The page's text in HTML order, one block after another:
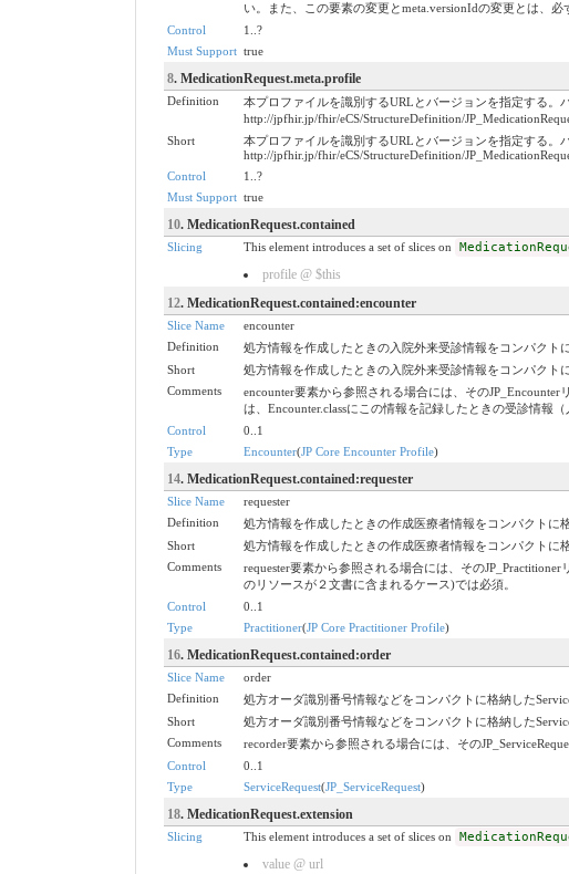
い。また、この要素の変更とmeta.versionIdの変更とは、必
Control
1..?
Must Support true
8. MedicationRequest.meta.profile
Definition
本プロファイルを識別するURLとバージョンを指定する。
http://jpfhir.jp/fhir/eCS/StructureDefinition/
Short
本プロファイルを識別するURLとバージョンを指定する。
http://jpfhir.jp/fhir/eCS/StructureDefinition/
Control
1..?
Must Support true
10. MedicationRequest.contained
Slicing This element introduces a set of slices on
profile @ $this
12. MedicationRequest.contained:encounter
Slice Name
encounter
Definition
処方情報を作成したときの入院外来受診情報をコンパクト
Short
処方情報を作成したときの入院外来受診情報をコンパクト
Comments
encounter要素から参照される場合には、その
は、Encounter.classにこの情報を記録したときの受診情報
Control
0..1
Type
Encounter(JP Core Encounter Profile)
14. MedicationRequest.contained:requester
Slice Name
requester
Definition
処方情報を作成したときの作成医療者情報をコンパクトに
Short
処方情報を作成したときの作成医療者情報をコンパクトに
Comments
requester要素から参照される場合には、その
のリソースが２文書に含まれるケース)では必須。
Control
0..1
Type
Practitioner(JP Core Practitioner Profile)
16. MedicationRequest.contained:order
Slice Name
order
Definition
処方オーダ識別番号情報などをコンパクトに格納した
Short
処方オーダ識別番号情報などをコンパクトに格納した
Comments
recorder要素から参照される場合には、その
Control
0..1
Type
ServiceRequest(JP_ServiceRequest)
18. MedicationRequest.extension
Slicing This element introduces a set of slices on
value @ url